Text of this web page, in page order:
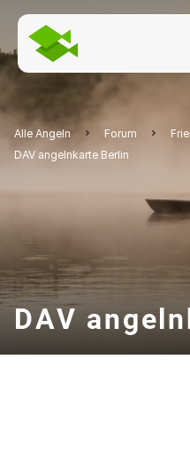
Alle Angeln Forum
DAV angelnkarte Berlin
DAV